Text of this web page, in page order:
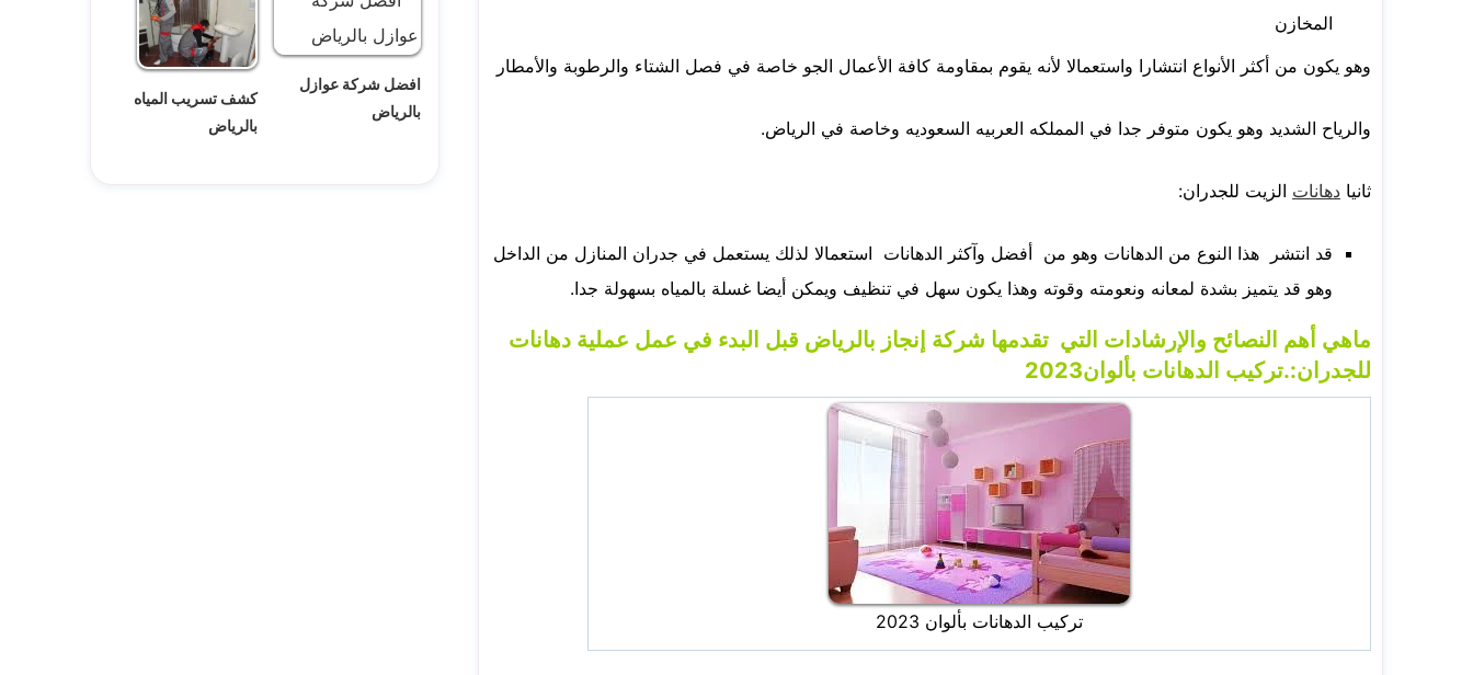
المخازن
وهو يكون من أكثر الأنواع انتشارا واستعمالا لأنه يقوم بمقاومة كافة الأعمال الجو خاصة في فصل الشتاء والرطوبة والأمطار
والرياح الشديد وهو يكون متوفر جدا في المملكه العربيه السعوديه وخاصة في الرياض.
ثانيا دهانات الزيت للجدران:
قد انتشر هذا النوع من الدهانات وهو من أفضل وآكثر الدهانات استعمالا لذلك يستعمل في جدران المنازل من الداخل
وهو قد يتميز بشدة لمعانه ونعومته وقوته وهذا يكون سهل في تنظيف ويمكن أيضا غسلة بالمياه بسهولة جدا.
ماهي أهم النصائح والإرشادات التي تقدمها شركة إنجاز بالرياض قبل البدء في عمل عملية دهانات
للجدران:.تركيب الدهانات بألوان2023
تركيب الدهانات بألوان 2023
افضل شركة عوازل
بالرياض
كشف تسريب المياه
بالرياض